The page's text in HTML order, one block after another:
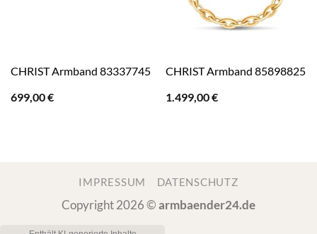
CHRIST Armband 83337745
699,00€
CHRIST Armband 85898825
1.499,00€
IMPRESSUM DATENSCHUTZ
Copyright 2026 ©armbaender24.de